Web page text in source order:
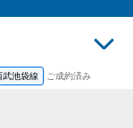
武池袋線 ご成約済み